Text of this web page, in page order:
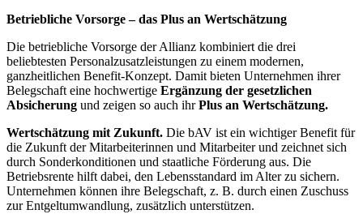
Betriebliche Vorsorge – das Plus an Wertschätzung
Die betriebliche Vorsorge der Allianz kombiniert die drei
beliebtesten Personalzusatzleistungen zu einem modernen,
ganzheitlichen Benefit-Konzept. Damit bieten Unternehmen ihrer
Belegschaft eine hochwertige Ergänzung der gesetzlichen
Absicherung und zeigen so auch ihrPlus an Wertschätzung.
Wertschätzung mit Zukunft. Die bAV ist ein wichtiger Benefit für
die Zukunft der Mitarbeiterinnen und Mitarbeiter und zeichnet sich
durch Sonderkonditionen und staatliche Förderung aus. Die
Betriebsrente hilft dabei, den Lebensstandard im Alter zu sichern.
Unternehmen können ihre Belegschaft, z. B. durch einen Zuschuss
zur Entgeltumwandlung, zusätzlich unterstützen.